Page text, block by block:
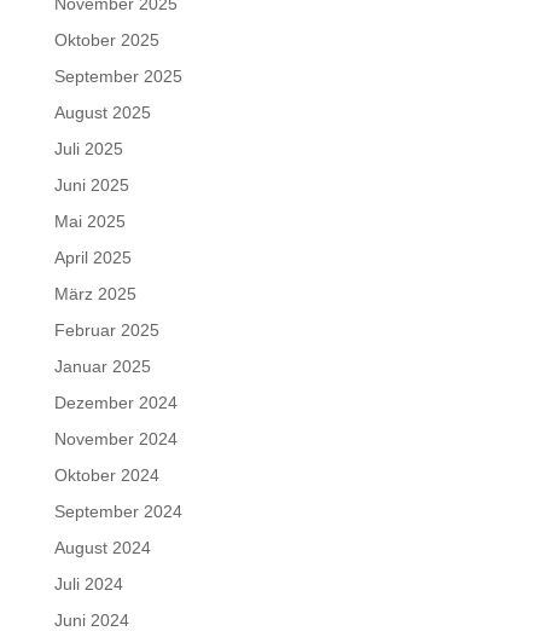
Oktober 2025
September 2025
August 2025
Juli 2025
Juni 2025
Mai 2025
April 2025
März 2025
Februar 2025
Januar 2025
Dezember 2024
November 2024
Oktober 2024
September 2024
August 2024
Juli 2024
Juni 2024